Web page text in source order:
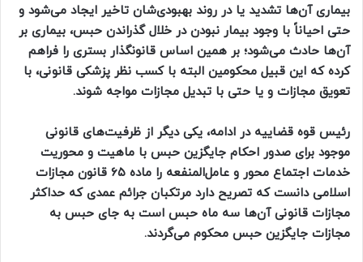
بیماری آن‌ها تشدید یا در روند بهبودی‌شان تاخیر ایجاد می‌شود و
حتی احیاناً با وجود بیمار نبودن در خلال گذراندن حبس، بیماری بر
آن‌ها حادث می‌شود؛ بر همین اساس قانونگذار بستری را فراهم
کرده که این قبیل محکومین البته با کسب نظر پزشکی قانونی، با
تعویق مجازات و یا حتی با تبدیل مجازات مواجه شوند.
رئیس قوه قضاییه در ادامه، یکی دیگر از ظرفیت‌های قانونی
موجود برای صدور احکام جایگزین حبس با ماهیت و محوریت
خدمات اجتماع محور و عامل‌المنفعه را ماده ۶۵ قانون مجازات
اسلامی دانست که تصریح دارد مرتکبان جرائم عمدی که حداکثر
مجازات قانونی آن‌ها سه ماه حبس است به جای حبس به
مجازات جایگزین حبس محکوم می‌گردند.